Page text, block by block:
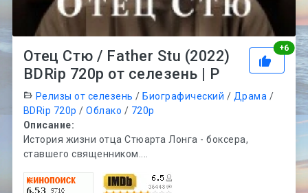
+6
Отец Стю / Father Stu (2022)
BDRip 720p от селезень | P
Релизы от селезень / Биографический / Драма /
BDRip 720p /Облако / 720p
Описание:
История жизни отца Стюарта Лонга - боксера,
ставшего священником....